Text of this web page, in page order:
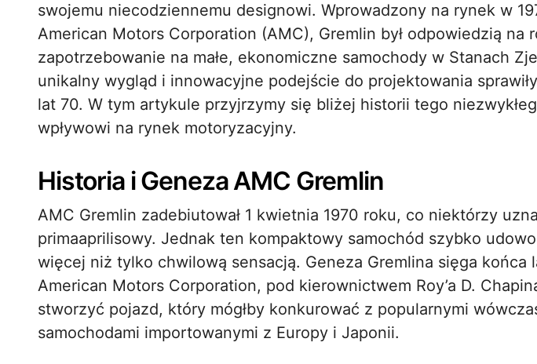
swojemu niecodziennemu designowi. Wprowadzony na rynek w
American Motors Corporation (AMC), Gremlin był odpowiedzią na
zapotrzebowanie na małe, ekonomiczne samochody w Stanach
unikalny wygląd i innowacyjne podejście do projektowania
lat 70. W tym artykule przyjrzymy się bliżej historii tego
wpływowi na rynek motoryzacyjny.
Historia i Geneza AMC Gremlin
AMC Gremlin zadebiutował 1 kwietnia 1970 roku, co niektórzy
primaaprilisowy. Jednak ten kompaktowy samochód szybko
więcej niż tylko chwilową sensacją. Geneza Gremlina sięga końca
American Motors Corporation, pod kierownictwem Roy’a D.
stworzyć pojazd, który mógłby konkurować z popularnymi
samochodami importowanymi z Europy i Japonii.